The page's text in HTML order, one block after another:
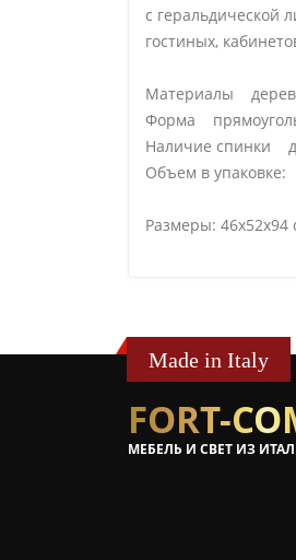
с геральдической
гостиных,
Материалы
Форма
Наличие спинки
Объем в
Размеры: 46x52x94
Made in Italy
FORT-
МЕБЕЛЬ И СВЕТ ИЗ